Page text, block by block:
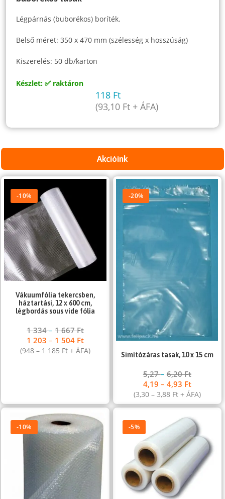
Légpárnás (buborékos) boríték.
Belső méret: 350 x 470 mm (szélesség x hosszúság)
Kiszerelés: 50 db/karton
Készlet: ✅ raktáron
118 Ft
(93,10 Ft+ ÁFA)
Akcióink
-10%
Vákuumfólia tekercsben,
háztartási, 12 x 600 cm,
légbordás sous vide fólia
1 334–1 667Ft
1 203– 1 504 Ft
(948– 1 185 Ft + ÁFA)
-20%
Simítózáras tasak, 10 x 15 cm
5,27– 6,20Ft
4,19 – 4,93 Ft
(3,30 – 3,88 Ft+ ÁFA)
-10% -5%